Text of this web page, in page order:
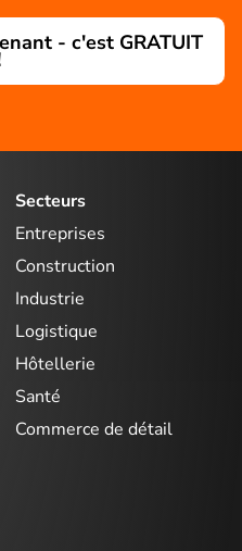
- c'est GRATUIT
Secteurs
Entreprises
Construction
Industrie
Logistique
Hôtellerie
Santé
Commerce de détail